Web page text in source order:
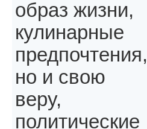
образ жизни,
кулинарные
предпочтения,
но и свою
веру,
политические